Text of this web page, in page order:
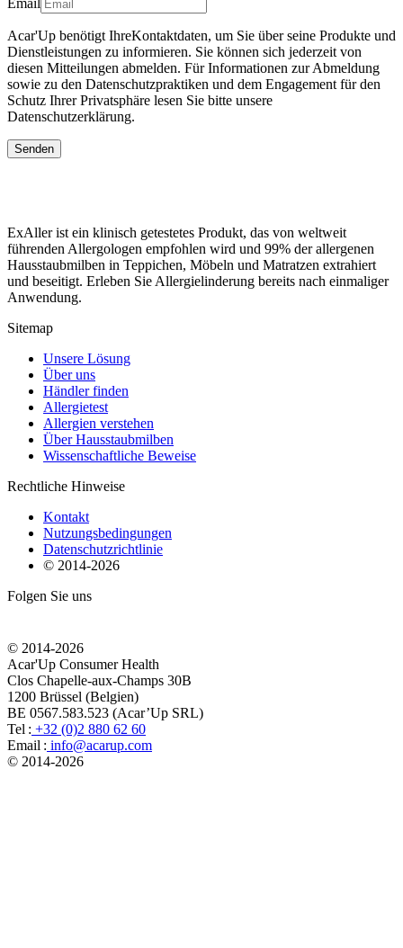
Email
Acar'Up benötigt IhreKontaktdaten, um Sie über seine Produkte und
Dienstleistungen zu informieren. Sie können sich jederzeit von
diesen Mitteilungen abmelden. Für Informationen zur Abmeldung
sowie zu den Datenschutzpraktiken und dem Engagement für den
Schutz Ihrer Privatsphäre lesen Sie bitte unsere
Datenschutzerklärung.
Senden
ExAller ist ein klinisch getestetes Produkt, das von weltweit
führenden Allergologen empfohlen wird und 99% der allergenen
Hausstaubmilben in Teppichen, Möbeln und Matratzen extrahiert
und beseitigt. Erleben Sie Allergielinderung bereits nach einmaliger
Anwendung.
Sitemap
Unsere Lösung
Über uns
Händler finden
Allergietest
Allergien verstehen
Über Hausstaubmilben
Wissenschaftliche Beweise
Rechtliche Hinweise
Kontakt
Nutzungsbedingungen
Datenschutzrichtlinie
© 2014-2026
Folgen Sie uns
© 2014-2026
Acar'Up Consumer Health
Clos Chapelle-aux-Champs 30B
1200 Brüssel (Belgien)
BE 0567.583.523 (Acar’Up SRL)
Tel : +32 (0)2 880 62 60
Email : info@acarup.com
© 2014-2026